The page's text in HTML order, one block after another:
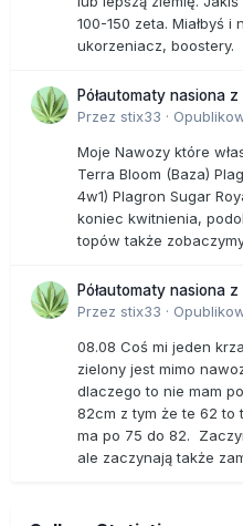
100-150 zeta. Miałbyś
ukorzeniacz, boostery.
Półautomaty nasiona
Przez stix33 ·
Moje Nawozy które
Terra Bloom (Baza)
4w1) Plagron Sugar
koniec kwitnienia,
topów także
Półautomaty nasiona
Przez stix33 ·
08.08 Coś mi jeden
zielony jest mimo
dlaczego to nie mam
82cm z tym że te 62 to
ma po 75 do 82.
ale zaczynają także